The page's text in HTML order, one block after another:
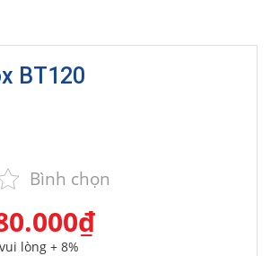
BT120
Bình chọn
lòng + 8%